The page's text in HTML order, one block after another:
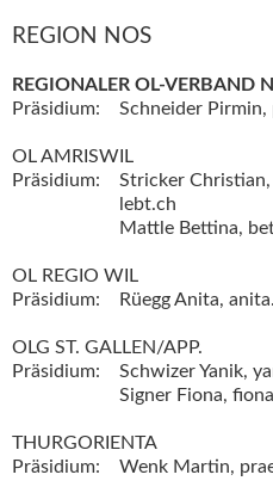
REGION NOS
REGIONALER OL-VERBAND
Präsidium:
Schneider Pirmin,
OL AMRISWIL
Präsidium:
Stricker Christian,
lebt.ch
Mattle Bettina,
OL REGIO WIL
Präsidium:
Rüegg Anita,
OLG ST. GALLEN/APP.
Präsidium:
Schwizer Yanik,
Signer Fiona,
THURGORIENTA
Präsidium:
Wenk Martin,